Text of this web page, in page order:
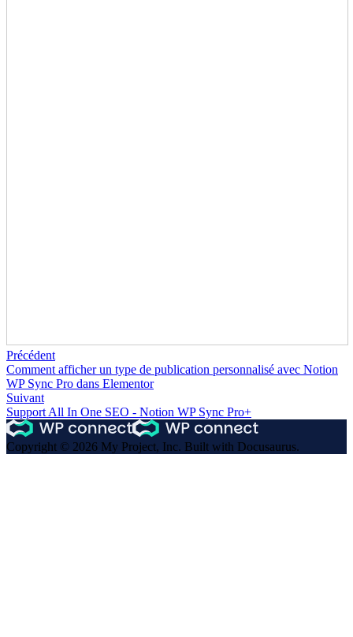
Précédent
Comment afficher un type de publication personnalisé avec Notion
WP Sync Pro dans Elementor
Suivant
Support All In One SEO - Notion WP Sync Pro+
Copyright © 2026 My Project, Inc. Built with Docusaurus.